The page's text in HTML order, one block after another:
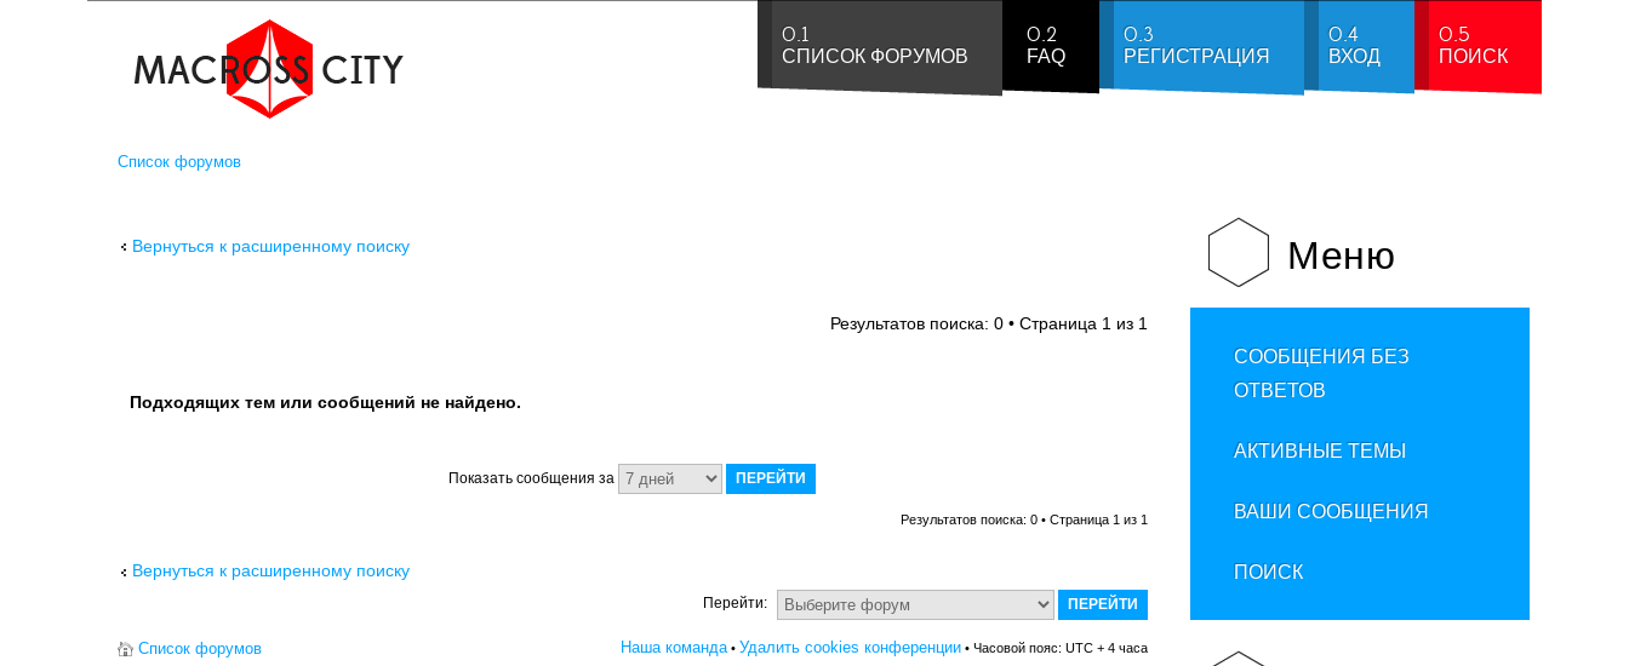
0.1
СПИСОК ФОРУМОВ
0.2
FAQ
0.3
РЕГИСТРАЦИЯ
0.4
ВХОД
0.5
ПОИСК
Список форумов
Вернуться к расширенному поиску
Результатов поиска: 0 • Страница 1 из 1
Подходящих тем или сообщений не найдено.
Показать сообщения за
Результатов поиска: 0 • Страница 1 из 1
Вернуться к расширенному поиску
Перейти:
Список форумов Наша команда • Удалить cookies конференции • Часовой пояс: UTC + 4 часа
Меню
СООБЩЕНИЯ БЕЗ
ОТВЕТОВ
АКТИВНЫЕ ТЕМЫ
ВАШИ СООБЩЕНИЯ
ПОИСК